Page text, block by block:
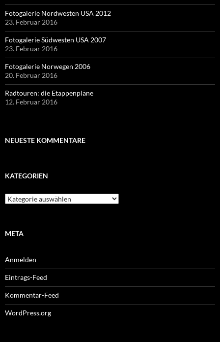
Fotogalerie Nordwesten USA 2012
23. Februar 2016
Fotogalerie Südwesten USA 2007
23. Februar 2016
Fotogalerie Norwegen 2006
20. Februar 2016
Radtouren: die Etappenpläne
12. Februar 2016
NEUESTE KOMMENTARE
KATEGORIEN
Kategorien
META
Anmelden
Eintrags-Feed
Kommentar-Feed
WordPress.org